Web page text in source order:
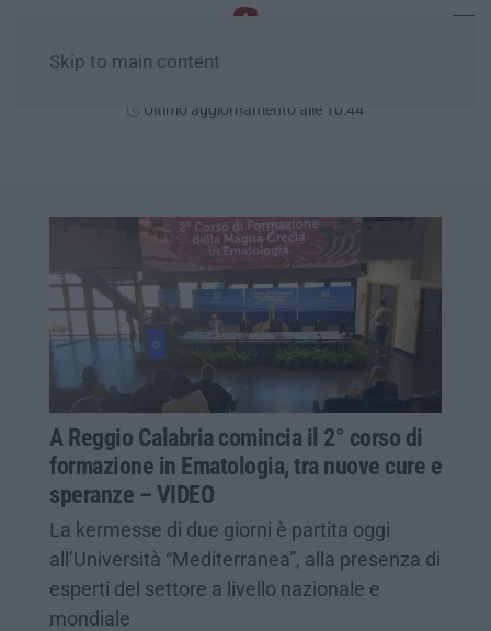
Skip to main content
Ultimo aggiornamento alle 10:44
A Reggio Calabria comincia il 2° corso di
formazione in Ematologia, tra nuove cure e
speranze – VIDEO
La kermesse di due giorni è partita oggi
all’Università “Mediterranea”, alla presenza di
esperti del settore a livello nazionale e
mondiale